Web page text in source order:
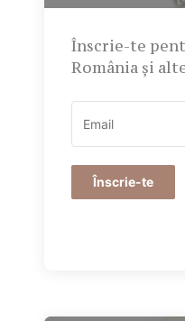
Înscrie-te
România și
Înscrie-te